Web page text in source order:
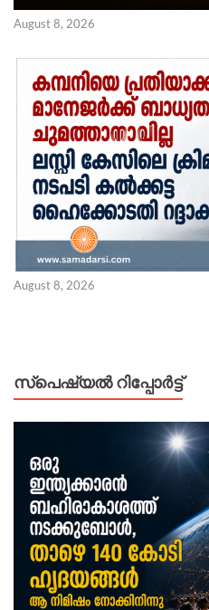
August 8, 2026
August 8, 2026
സ്പെഷ്യൽ റിപ്പോര്‍ട്ട്